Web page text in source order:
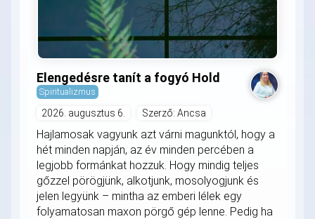
Elengedésre tanít a fogyó Hold
Spiritualizmus
2026. augusztus 6. Szerző: Ancsa
Hajlamosak vagyunk azt várni magunktól, hogy a
hét minden napján, az év minden percében a
legjobb formánkat hozzuk. Hogy mindig teljes
gőzzel pörögjünk, alkotjunk, mosolyogjunk és
jelen legyünk – mintha az emberi lélek egy
folyamatosan maxon pörgő gép lenne. Pedig ha